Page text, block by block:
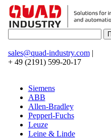
sales@quad-industry.com|
+ 49 (2191) 599-20-17
Siemens
ABB
Allen-Bradley
Pepperl-Fuchs
Leuze
Leine & Linde